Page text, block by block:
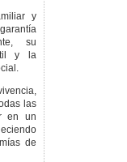
y
su
y la
las
en un
de